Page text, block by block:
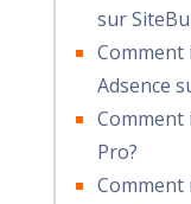
sur
Comment
Adsence
Pro?
Comment